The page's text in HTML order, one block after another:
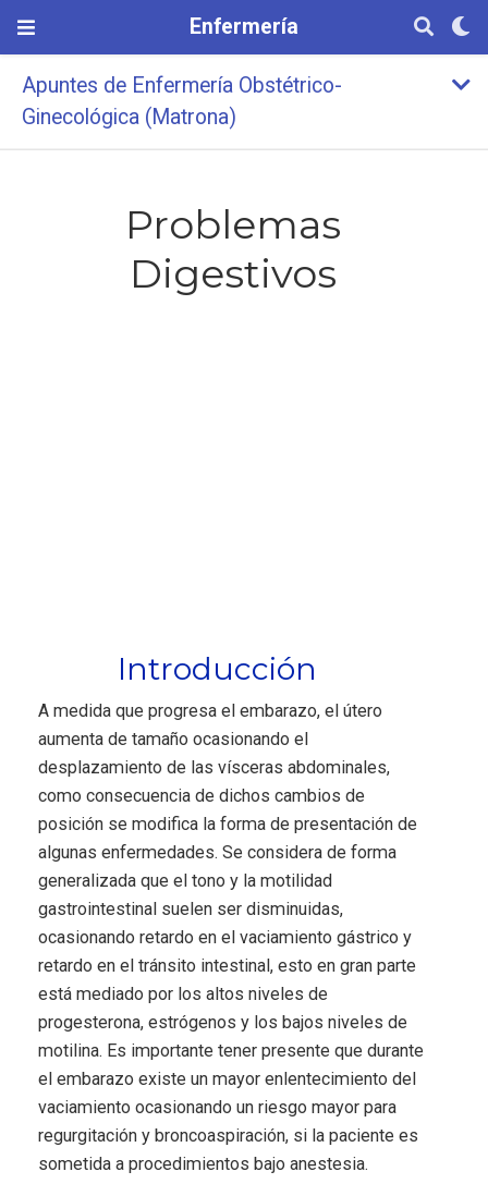
Enfermería
Apuntes de Enfermería Obstétrico-
Ginecológica (Matrona)
Problemas
Digestivos
Introducción
A medida que progresa el embarazo, el útero
aumenta de tamaño ocasionando el
desplazamiento de las vísceras abdominales,
como consecuencia de dichos cambios de
posición se modifica la forma de presentación de
algunas enfermedades. Se considera de forma
generalizada que el tono y la motilidad
gastrointestinal suelen ser disminuidas,
ocasionando retardo en el vaciamiento gástrico y
retardo en el tránsito intestinal, esto en gran parte
está mediado por los altos niveles de
progesterona, estrógenos y los bajos niveles de
motilina. Es importante tener presente que durante
el embarazo existe un mayor enlentecimiento del
vaciamiento ocasionando un riesgo mayor para
regurgitación y broncoaspiración, si la paciente es
sometida a procedimientos bajo anestesia.